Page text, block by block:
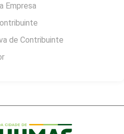
Empresa
de Contribuinte